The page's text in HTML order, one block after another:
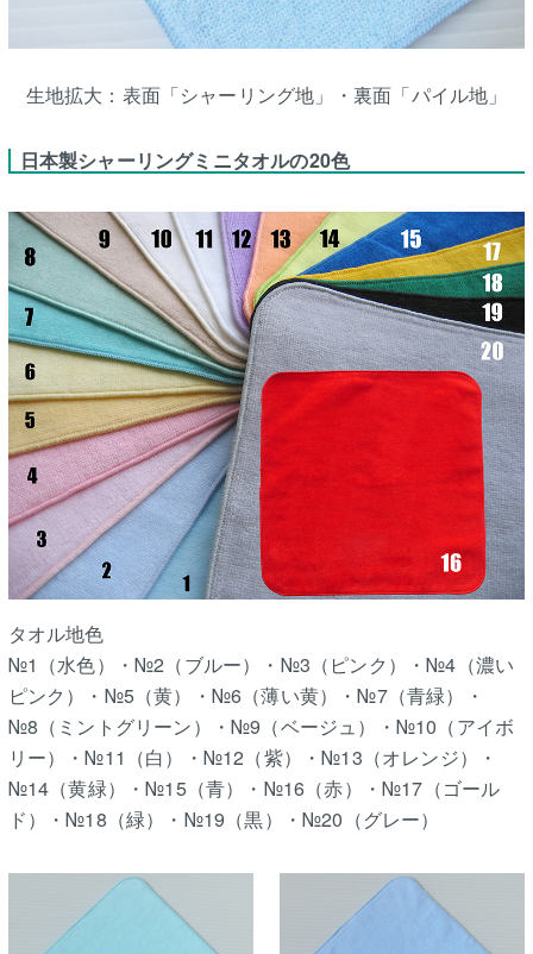
生地拡大：表面「シャーリング地」・裏面「パイル地」
日本製シャーリングミニタオルの20色
タオル地色
№1（水色）・№2（ブルー）・№3（ピンク）・№4（濃い
ピンク）・№5（黄）・№6（薄い黄）・№7（青緑）・
№8（ミントグリーン）・№9（ベージュ）・№10（アイボ
リー）・№11（白）・№12（紫）・№13（オレンジ）・
№14（黄緑）・№15（青）・№16（赤）・№17（ゴール
ド）・№18（緑）・№19（黒）・№20（グレー）